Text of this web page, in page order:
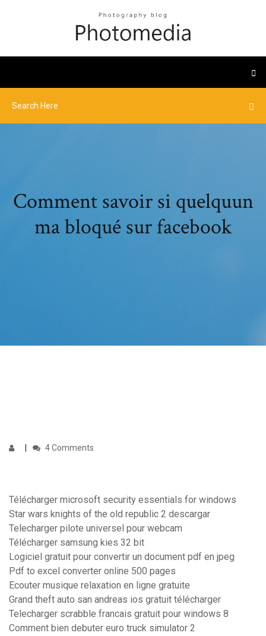
Comment savoir si quelquun
ma bloqué sur facebook
4 Comments
Télécharger microsoft security essentials for windows
Star wars knights of the old republic 2 descargar
Telecharger pilote universel pour webcam
Télécharger samsung kies 32 bit
Logiciel gratuit pour convertir un document pdf en jpeg
Pdf to excel converter online 500 pages
Ecouter musique relaxation en ligne gratuite
Grand theft auto san andreas ios gratuit télécharger
Telecharger scrabble francais gratuit pour windows 8
Comment bien debuter euro truck simulator 2